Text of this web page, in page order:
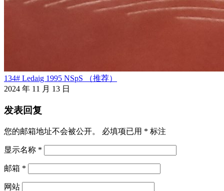
134# Ledaig 1995 NSpS （推荐）
2024 年 11 月 13 日
发表回复
您的邮箱地址不会被公开。 必填项已用 * 标注
显示名称 *
邮箱 *
网站